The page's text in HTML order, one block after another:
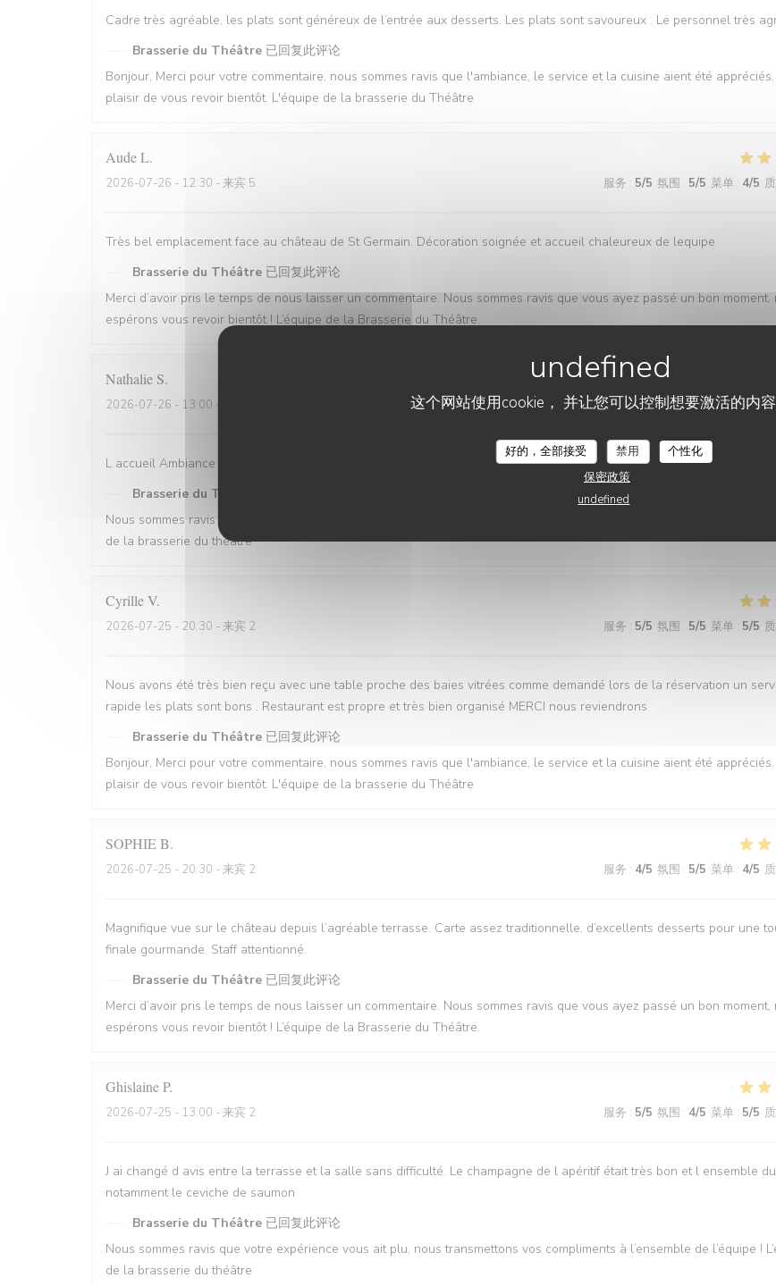
这个网站使用cookie， 并让您可以控制想要激活的内容
好的，全部接受 禁用
个性化
保密政策
undefined
Cadre très agréable, les plats sont généreux de l’entrée aux desserts. Les plats sont savoureux . Le personnel très
Brasserie du Théâtre 已回复此评论
Bonjour, Merci pour votre commentaire, nous sommes ravis que l'ambiance, le service et la cuisine aient été
plaisir de vous revoir bientôt. L'équipe de la brasserie du Théâtre
AudeL
2026-07-26 - 12:30 - 来宾 5 服务 : 5/5 氛围 : 5/5 菜单 : 4/5
Très bel emplacement face au château de St Germain. Décoration soignée et accueil chaleureux de lequipe
Brasserie du Théâtre 已回复此评论
Merci d’avoir pris le temps de nous laisser un commentaire. Nous sommes ravis que vous ayez passé un bon moment,
espérons vous revoir bientôt ! L’équipe de la Brasserie du Théâtre.
Nathalie S
2026-07-26 - 13:00 - 来宾 2 服务:5/5 氛围:5/5 菜单:5/5 质
L accueil Ambiance du resto Qualité de la viande
Brasserie du Théâtre
Nous sommes ravis que votre expérience vous ait plu, nous transmettons vos compliments à l’ensemble de l’équipe !
de la brasserie du théâtre
CyrilleV
2026-07-25 - 20:30 - 来宾 2 服务 : 5/5 氛围 : 5/5 菜单 : 5/5
Nous avons été très bien reçu avec une table proche des baies vitrées comme demandé lors de la réservation un
rapide les plats sont bons . Restaurant est propre et très bien organisé MERCI nous reviendrons
Brasserie du Théâtre 已回复此评论
Bonjour, Merci pour votre commentaire, nous sommes ravis que l'ambiance, le service et la cuisine aient été
plaisir de vous revoir bientôt. L'équipe de la brasserie du Théâtre
SOPHIEB
2026-07-25 - 20:30 - 来宾 2 服务 : 4/5 氛围 : 5/5 菜单 : 4/5
Magnifique vue sur le château depuis l’agréable terrasse. Carte assez traditionnelle, d’excellents desserts pour une
finale gourmande. Staff attentionné.
Brasserie du Théâtre 已回复此评论
Merci d’avoir pris le temps de nous laisser un commentaire. Nous sommes ravis que vous ayez passé un bon moment,
espérons vous revoir bientôt ! L’équipe de la Brasserie du Théâtre.
GhislaineP
2026-07-25 - 13:00 - 来宾 2 服务 : 5/5 氛围 : 4/5 菜单 : 5/5
J ai changé d avis entre la terrasse et la salle sans difficulté. Le champagne de l apéritif était très bon et l ensemble
notamment le ceviche de saumon
Brasserie du Théâtre 已回复此评论
Nous sommes ravis que votre expérience vous ait plu, nous transmettons vos compliments à l’ensemble de l’équipe !
de la brasserie du théâtre